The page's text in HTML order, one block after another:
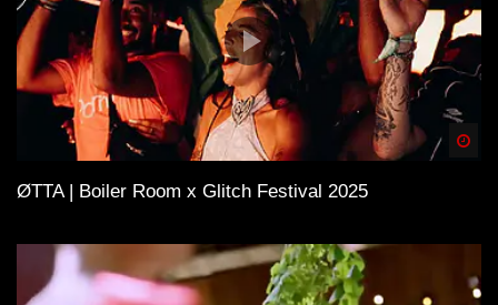
ØTTA | Boiler Room x Glitch Festival 2025